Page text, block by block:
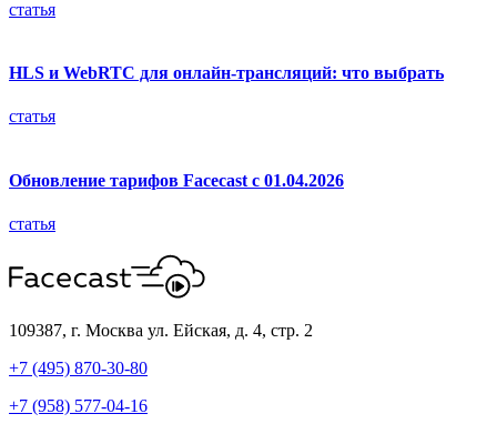
статья
HLS и WebRTC для онлайн-трансляций: что выбрать
статья
Обновление тарифов Facecast с 01.04.2026
статья
109387, г. Москва ул. Ейская, д. 4, стр. 2
+7 (495) 870-30-80
+7 (958) 577-04-16